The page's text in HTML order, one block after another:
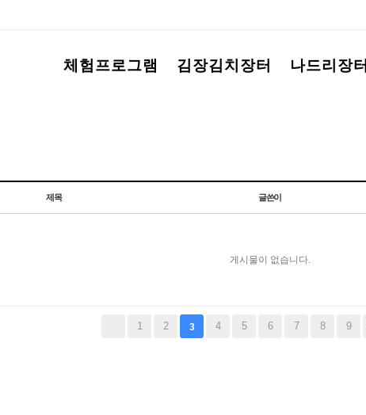
체험프로그램 김장김치장터 나드리장터
제목 글쓴이
게시물이 없습니다.
1 2 3 4 5 6 7 8 9